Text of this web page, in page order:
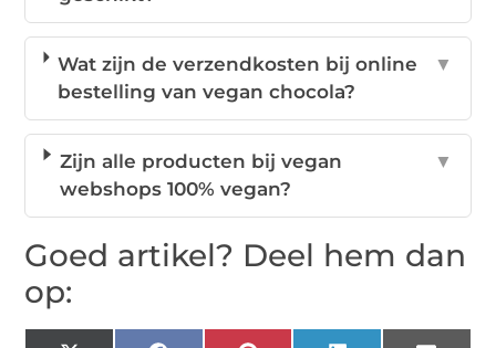
Wat zijn de verzendkosten bij online
bestelling van vegan chocola?
▼
Zijn alle producten bij vegan
webshops 100% vegan?
▼
Goed artikel? Deel hem dan
op: